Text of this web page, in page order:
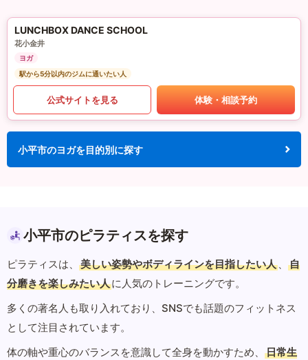
LUNCHBOX DANCE SCHOOL
花小金井
ヨガ
駅から5分以内のジムに通いたい人
公式サイトを見る 体験・相談予約
小平市のヨガを目的別に探す
小平市のピラティスを探す
ピラティスは、 美しい姿勢やボディラインを目指したい人 、
自
分磨きを楽しみたい人に人気のトレーニングです。
多くの著名人も取り入れており、SNSでも話題のフィットネス
として注目されています。
体の軸や重心のバランスを意識して全身を動かすため、
日常生